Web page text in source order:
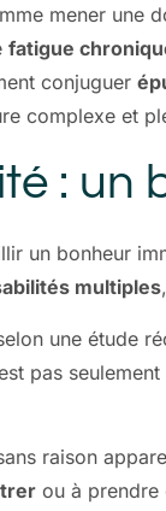
mener une
fatigue
conjuguer
complexe et
: un
un bonheur
multiples
une étude
pas
raison
ou à prendre